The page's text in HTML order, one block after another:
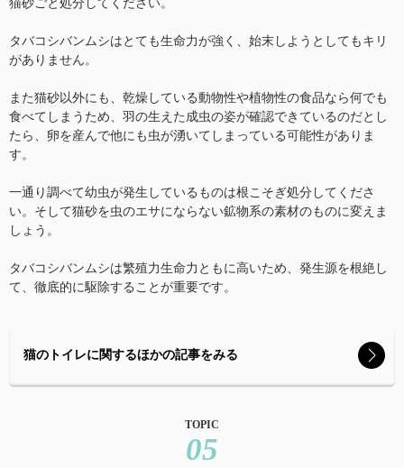
猫砂ごと処分してください。
タバコシバンムシはとても生命力が強く、始末しようとしてもキリ
がありません。
また猫砂以外にも、乾燥している動物性や植物性の食品なら何でも
食べてしまうため、羽の生えた成虫の姿が確認できているのだとし
たら、卵を産んで他にも虫が湧いてしまっている可能性がありま
す。
一通り調べて幼虫が発生しているものは根こそぎ処分してくださ
い。そして猫砂を虫のエサにならない鉱物系の素材のものに変えま
しょう。
タバコシバンムシは繁殖力生命力ともに高いため、発生源を根絶し
て、徹底的に駆除することが重要です。
猫のトイレに関するほかの記事をみる
TOPIC
05